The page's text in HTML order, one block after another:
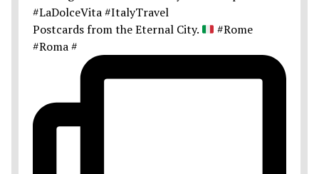
Postcards from the Eternal City.
#Rome
#Roma #